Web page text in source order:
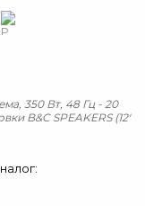
350 Вт, 48 Гц - 20
B&C SPEAKERS (12"